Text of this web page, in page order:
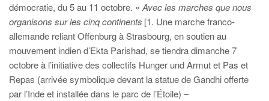
démocratie, du 5 au 11 octobre. « Avec les marches que nous
organisons sur les cinq continents [1. Une marche franco-
allemande reliant Offenburg à Strasbourg, en soutien au
mouvement indien d’Ekta Parishad, se tiendra dimanche 7
octobre à l’initiative des collectifs Hunger und Armut et Pas et
Repas (arrivée symbolique devant la statue de Gandhi offerte
par l’Inde et installée dans le parc de l’Étoile) –